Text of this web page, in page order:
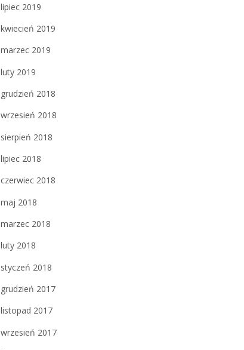
lipiec 2019
kwiecień 2019
marzec 2019
luty 2019
grudzień 2018
wrzesień 2018
sierpień 2018
lipiec 2018
czerwiec 2018
maj 2018
marzec 2018
luty 2018
styczeń 2018
grudzień 2017
listopad 2017
wrzesień 2017